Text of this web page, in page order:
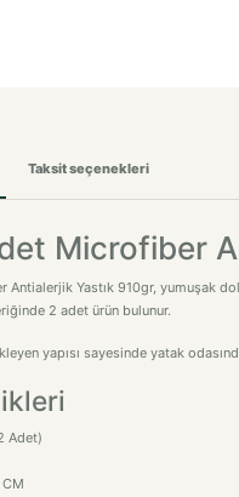
Taksit seçenekleri
Microfiber
Antialerjik Yastık 910gr, yumuşak
2 adet ürün bulunur.
yapısı sayesinde yatak
Adet)